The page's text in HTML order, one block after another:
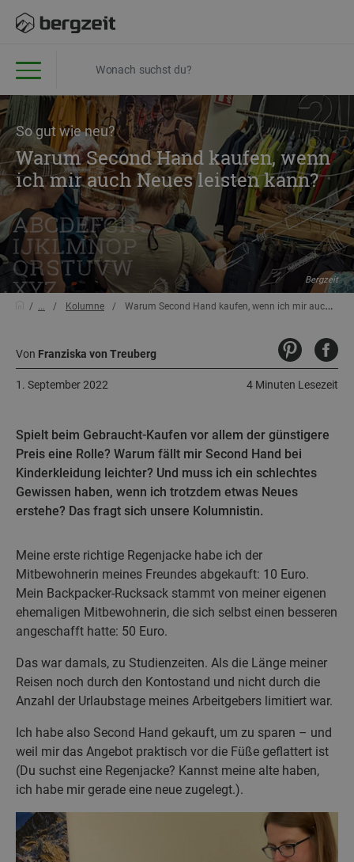
So gut wie neu?
Warum Second Hand kaufen, wenn
ich mir auch Neues leisten kann?
Bergzeit
... Kolumne Warum Second Hand kaufen, wenn ich mir auch Neues leisten kann?
Von Franziska von Treuberg
4 Minuten Lesezeit
1. September 2022
Spielt beim Gebraucht-Kaufen vor allem der günstigere
Preis eine Rolle? Warum fällt mir Second Hand bei
Kinderkleidung leichter? Und muss ich ein schlechtes
Gewissen haben, wenn ich trotzdem etwas Neues
erstehe? Das fragt sich unsere Kolumnistin.
Meine erste richtige Regenjacke habe ich der
Mitbewohnerin meines Freundes abgekauft: 10 Euro.
Mein Backpacker-Rucksack stammt von meiner eigenen
ehemaligen Mitbewohnerin, die sich selbst einen besseren
angeschafft hatte: 50 Euro.
Das war damals, zu Studienzeiten. Als die Länge meiner
Reisen noch durch den Kontostand und nicht durch die
Anzahl der Urlaubstage meines Arbeitgebers limitiert war.
Ich habe also Second Hand gekauft, um zu sparen – und
weil mir das Angebot praktisch vor die Füße geflattert ist
(Du suchst eine Regenjacke? Kannst meine alte haben,
ich habe mir gerade eine neue zugelegt.).